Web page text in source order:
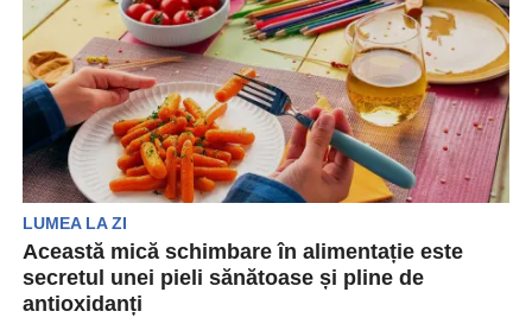
LUMEA LA ZI
Această mică schimbare în alimentație este
secretul unei pieli sănătoase și pline de
antioxidanți